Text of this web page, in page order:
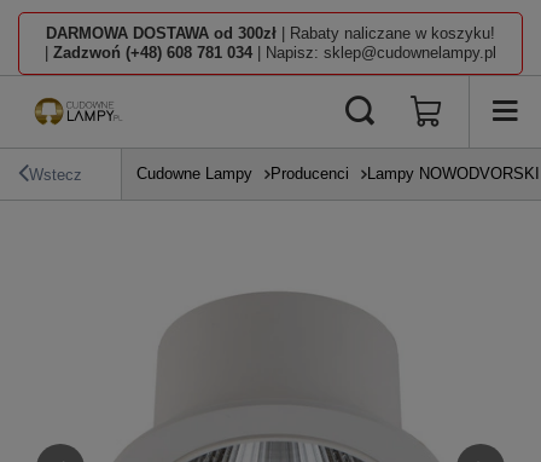
DARMOWA DOSTAWA od 300zł | Rabaty naliczane w koszyku!
Zadzwoń (+48) 608 781 034 | Napisz: sklep@cudownelampy.pl
Wstecz Cudowne Lampy Producenci Lampy